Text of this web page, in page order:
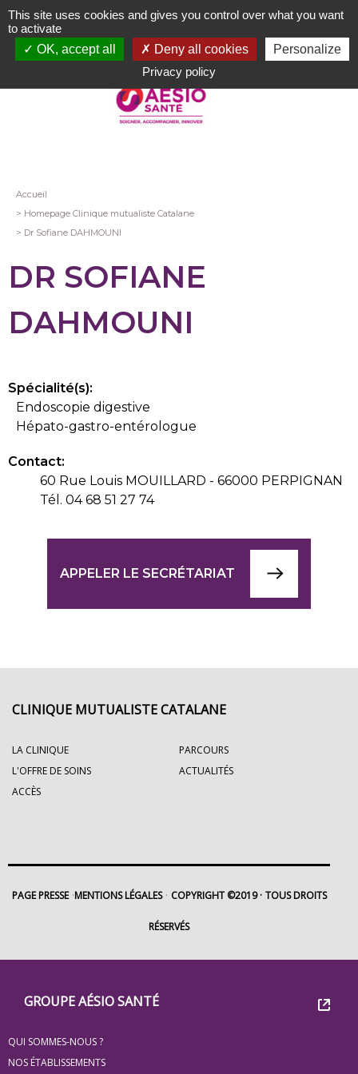
Aller
au
contenu
Fil
d'Ariane
Accueil
Homepage Clinique mutualiste Catalane
Dr Sofiane DAHMOUNI
DR SOFIANE
DAHMOUNI
Spécialité(s):
Endoscopie digestive
Hépato-gastro-entérologue
Contact:
60 Rue Louis MOUILLARD - 66000 PERPIGNAN
Tél. 04 68 51 27 74
APPELER LE SECRÉTARIAT
Groupe
Eovi
pour
GROUPE AÉSIO SANTÉ
QUI SOMMES-NOUS ?
NOS ÉTABLISSEMENTS
CLINIQUE MUTUALISTE CATALANE
LA CLINIQUE
PARCOURS
L'OFFRE DE SOINS
ACTUALITÉS
ACCÈS
PAGE PRESSE MENTIONS LÉGALES COPYRIGHT ©2019 TOUS DROITS
RÉSERVÉS
This site uses cookies and gives you control over what you want
to activate
OK, accept all
Deny all cookies
Personalize
Privacy policy